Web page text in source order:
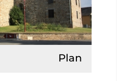
Plan